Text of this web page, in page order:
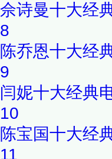
佘诗曼十大经
8
陈乔恩十大经
9
闫妮十大经典
10
陈宝国十大经
11